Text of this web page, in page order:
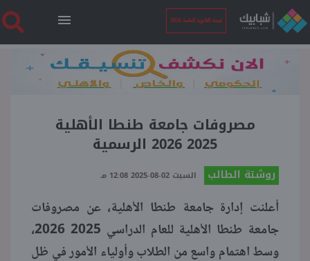
نتيجة الثانوية العامة 2026
الرئيسية
نتيجة الثانوية العامة 2026
فنجان قهوة
بوابة الطلبة
مصروفات جامعة طنطا الأهلية
2025 2026 الرسمية
روشتة الطالب السبت 02-08-2025 12:08 مـ
أعلنت إدارة جامعة طنطا الأهلية، عن مصروفات
جامعة طنطا الأهلية للعام الدراسي 2025 2026،
وسط اهتمام واسع من الطلاب وأولياء الأمور في ظل